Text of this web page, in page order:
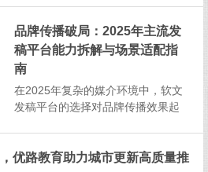
场，选对合适的平台都能让传播事
半功倍。本文将全面解析各类软文
发稿平台，提供选择准则与高效投
品牌传播破局：2025年主流发
稿平台能力拆解与场景适配指
南
在2025年复杂的媒介环境中，软文
发稿平台的选择对品牌传播效果起
场，选对合适的平台都能让传播事
优路教育助力城市更新高质量推